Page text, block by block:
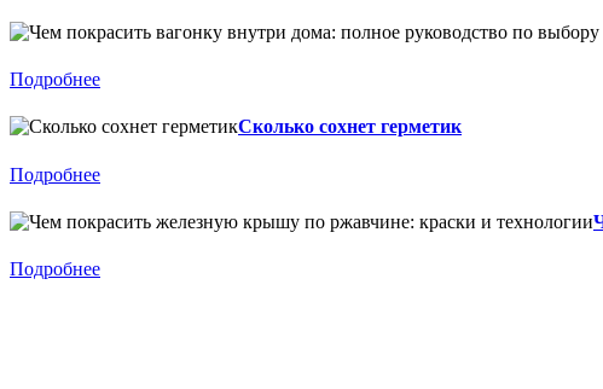
Подробнее
Сколько сохнет герметик
Подробнее
Подробнее